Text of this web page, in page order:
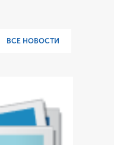
ВСЕ НОВОСТИ